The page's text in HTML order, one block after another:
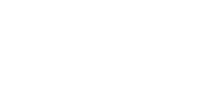
lliscar el dit.